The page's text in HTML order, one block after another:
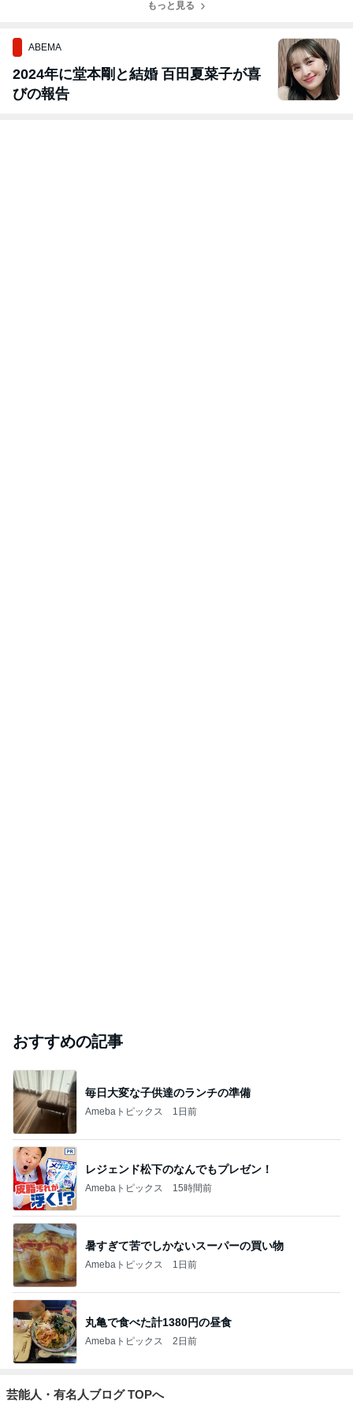
もっと見る
ABEMA
2024年に堂本剛と結婚 百田夏菜子が喜
びの報告
おすすめの記事
毎日大変な子供達のランチの準備
Amebaトピックス 1日前
レジェンド松下のなんでもプレゼン！
Amebaトピックス 15時間前
暑すぎて苦でしかないスーパーの買い物
Amebaトピックス 1日前
丸亀で食べた計1380円の昼食
Amebaトピックス 2日前
芸能人・有名人ブログ TOPへ